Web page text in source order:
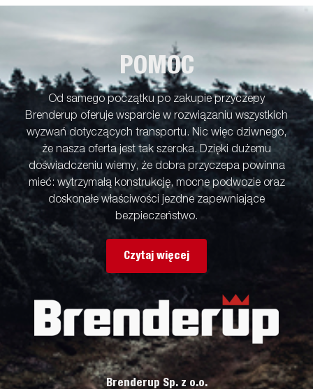
przyczepie. Regulowane teleskopowe światła ułatwiają
korzystanie z przyczepy do łodzi, oferując większą
elastyczność, wygodę i bezpieczeństwo na drodze. W pełni
wodoodporna jednostka lampowa, w tym złącze i kabel. Zdjęcia
służą wyłącznie do celów poglądowych i mogą pokazywać
opcjonalne wyposażenie.
POMOC
Od samego początku po zakupie przyczepy
Brenderup oferuje wsparcie w rozwiązaniu wszystkich
wyzwań dotyczących transportu. Nic więc dziwnego,
że nasza oferta jest tak szeroka. Dzięki dużemu
doświadczeniu wiemy, że dobra przyczepa powinna
mieć: wytrzymałą konstrukcję, mocne podwozie oraz
doskonałe właściwości jezdne zapewniające
bezpieczeństwo.
Czytaj więcej
Brenderup Sp. z o.o.